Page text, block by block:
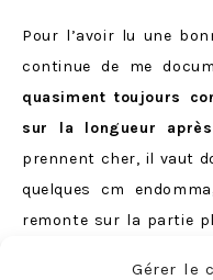
Gérer le
Pour l’avoir lu une
continue de me
quasiment toujours
sur la longueur
prennent cher, il vaut
quelques cm
remonte sur la partie